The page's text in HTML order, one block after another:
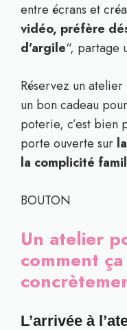
entre écrans et
vidéo, préfère
d’argile“, partage
Réservez un
un bon cadeau
poterie, c’est bien
porte ouverte sur
la complicité
BOUTON
Un atelier
comment
L’arrivée à